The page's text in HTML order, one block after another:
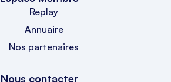
Replay
Annuaire
Nos partenaires
Nous contacter